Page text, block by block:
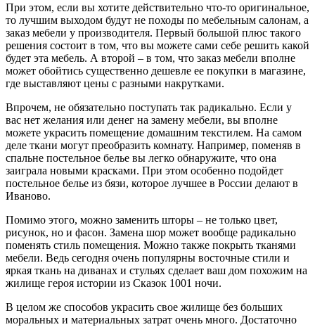
При этом, если вы хотите действительно что-то оригинальное,
то лучшим выходом будут не походы по мебельным салонам, а
заказ мебели у производителя. Первый большой плюс такого
решения состоит в том, что вы можете сами себе решить какой
будет эта мебель. А второй – в том, что заказ мебели вполне
может обойтись существенно дешевле ее покупки в магазине,
где выставляют цены с разными накрутками.
Впрочем, не обязательно поступать так радикально. Если у
вас нет желания или денег на замену мебели, вы вполне
можете украсить помещение домашним текстилем. На самом
деле ткани могут преобразить комнату. Например, поменяв в
спальне постельное белье вы легко обнаружите, что она
заиграла новыми красками. При этом особенно подойдет
постельное белье из бязи, которое лучшее в России делают в
Иваново.
Помимо этого, можно заменить шторы – не только цвет,
рисунок, но и фасон. Замена шор может вообще радикально
поменять стиль помещения. Можно также покрыть тканями
мебели. Ведь сегодня очень популярны восточные стили и
яркая ткань на диванах и стульях сделает ваш дом похожим на
жилище героя истории из Сказок 1001 ночи.
В целом же способов украсить свое жилище без больших
моральных и материальных затрат очень много. Достаточно